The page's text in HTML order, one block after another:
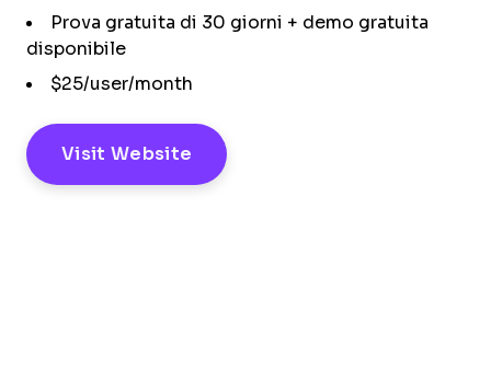
Prova gratuita di 30 giorni + demo gratuita
disponibile
$25/user/month
Visit Website